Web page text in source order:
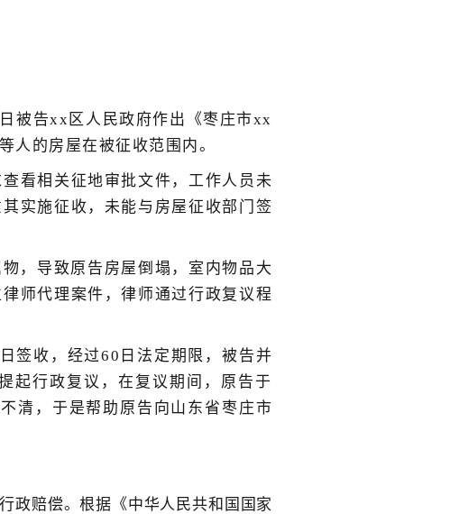
被告xx区人民政府作出《枣庄市xx
人的房屋在被征收范围内。
看相关征地审批文件，工作人员未
实施征收，未能与房屋征收部门签
，导致原告房屋倒塌，室内物品大
师代理案件，律师通过行政复议程
签收，经过60日法定期限，被告并
起行政复议，在复议期间，原告于
清，于是帮助原告向山东省枣庄市
政赔偿。根据《中华人民共和国国家